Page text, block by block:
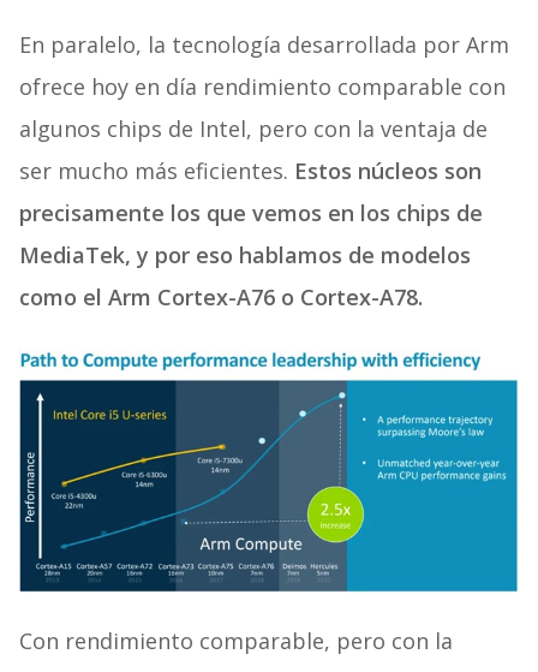
En paralelo, la tecnología desarrollada por Arm
ofrece hoy en día rendimiento comparable con
algunos chips de Intel, pero con la ventaja de
ser mucho más eficientes. Estos núcleos son
precisamente los que vemos en los chips de
MediaTek, y por eso hablamos de modelos
como el Arm Cortex-A76 o Cortex-A78.
Con rendimiento comparable, pero con la